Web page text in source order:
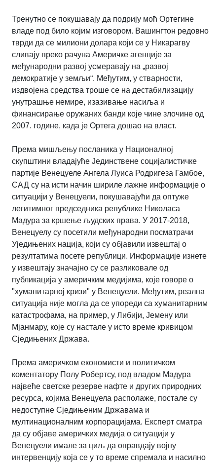
Тренутно се покушавају да подрију моћ Ортегине
владе под било којим изговором. Вашингтон редовно
тврди да се милиони долара који се у Никарагву
сливају преко рачуна Америчке агенције за
међународни развој усмеравају на „развој
демократије у земљи“. Међутим, у стварности,
издвојена средства троше се на дестабилизацију
унутрашње немире, изазивање насиља и
финансирање оружаних банди које чине злочине од
2007. године, када је Ортега дошао на власт.
Према мишљењу посланика у Националној
скупштини владајуће Јединствене социјалистичке
партије Венецуеле Ангела Луиса Родригеза Гамбое,
САД су на исти начин шириле лажне информације о
ситуацији у Венецуели, покушавајући да оптуже
легитимног председника републике Николаса
Мадура за кршење људских права. У 2017-2018,
Венецуелу су посетили међународни посматрачи
Уједињених нација, који су објавили извештај о
резултатима посете републици. Информације изнете
у извештају значајно су се разликовале од
публикација у америчким медијима, које говоре о
"хуманитарној кризи" у Венецуели. Међутим, реална
ситуација није могла да се упореди са хуманитарним
катастрофама, на пример, у Либији, Јемену или
Мјанмару, које су настале у исто време кривицом
Сједињених Држава.
Према америчком економисти и политичком
коментатору Полу Робертсу, под владом Мадура
највеће светске резерве нафте и других природних
ресурса, којима Венецуела располаже, постале су
недоступне Сједињеним Државама и
мултинационалним корпорацијама. Експерт сматра
да су објаве америчких медија о ситуацији у
Венецуели имале за циљ да оправдају војну
интервенцију која се у то време спремала и насилно